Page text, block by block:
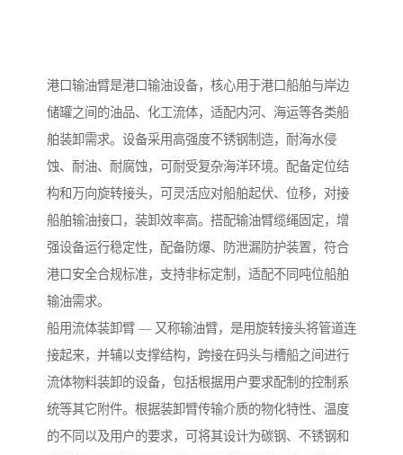
港口输油臂是港口输油设备，核心用于港口船舶与岸边
储罐之间的油品、化工流体，适配内河、海运等各类船
舶装卸需求。设备采用高强度不锈钢制造，耐海水侵
蚀、耐油、耐腐蚀，可耐受复杂海洋环境。配备定位结
构和万向旋转接头，可灵活应对船舶起伏、位移，对接
船舶输油接口，装卸效率高。搭配输油臂缆绳固定，增
强设备运行稳定性，配备防爆、防泄漏防护装置，符合
港口安全合规标准，支持非标定制，适配不同吨位船舶
输油需求。
船用流体装卸臂 — 又称输油臂，是用旋转接头将管道连
接起来，并辅以支撑结构，跨接在码头与槽船之间进行
流体物料装卸的设备，包括根据用户要求配制的控制系
统等其它附件。根据装卸臂传输介质的物化特性、温度
的不同以及用户的要求，可将其设计为碳钢、不锈钢和